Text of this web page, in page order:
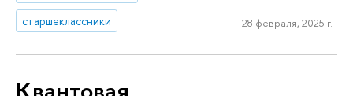
старшеклассники
28 февраля, 2025 г.